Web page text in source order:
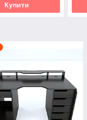
Купити